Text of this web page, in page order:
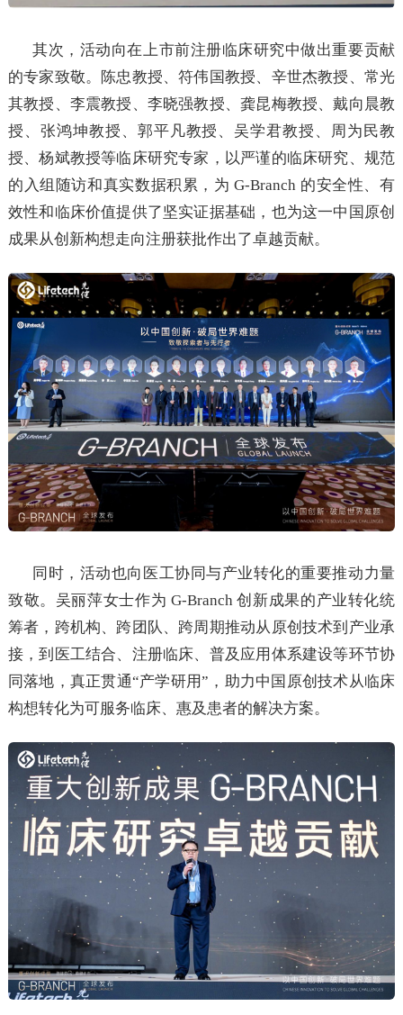
其次，活动向在上市前注册临床研究中做出重要贡献
的专家致敬。陈忠教授、符伟国教授、辛世杰教授、常光
其教授、李震教授、李晓强教授、龚昆梅教授、戴向晨教
授、张鸿坤教授、郭平凡教授、吴学君教授、周为民教
授、杨斌教授等临床研究专家，以严谨的临床研究、规范
的入组随访和真实数据积累，为 G-Branch 的安全性、有
效性和临床价值提供了坚实证据基础，也为这一中国原创
成果从创新构想走向注册获批作出了卓越贡献。
同时，活动也向医工协同与产业转化的重要推动力量
致敬。吴丽萍女士作为 G-Branch 创新成果的产业转化统
筹者，跨机构、跨团队、跨周期推动从原创技术到产业承
接，到医工结合、注册临床、普及应用体系建设等环节协
同落地，真正贯通“产学研用”，助力中国原创技术从临床
构想转化为可服务临床、惠及患者的解决方案。